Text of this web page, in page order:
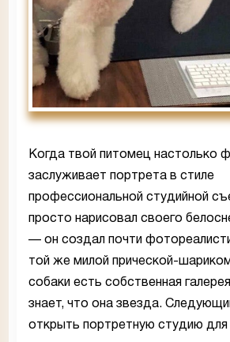
Когда твой питомец настолько
заслуживает портрета в стиле
профессиональной студийной
просто нарисовал своего
— он создал почти
той же милой прической-
собаки есть собственная
знает, что она звезда.
открыть портретную студию